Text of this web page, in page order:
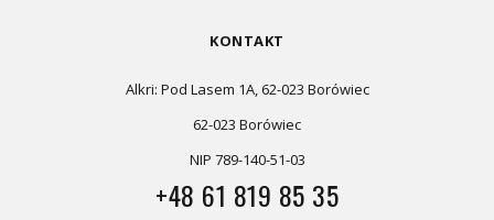
KONTAKT
Alkri: Pod Lasem 1A, 62-023 Borówiec
62-023 Borówiec
NIP 789-140-51-03
+48 61 819 85 35